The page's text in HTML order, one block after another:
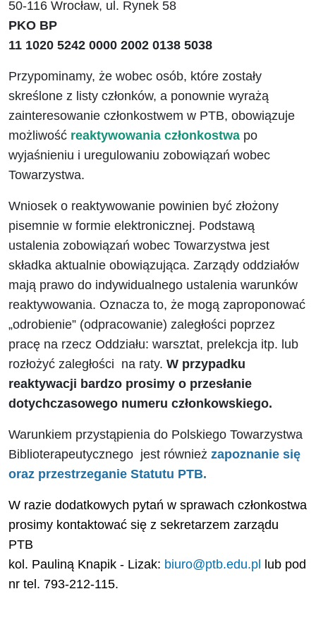
50-116 Wrocław, ul. Rynek 58
PKO BP
11 1020 5242 0000 2002 0138 5038
Przypominamy, że wobec osób, które zostały
skreślone z listy członków, a ponownie wyrażą
zainteresowanie członkostwem w PTB, obowiązuje
możliwość reaktywowania członkostwa po
wyjaśnieniu i uregulowaniu zobowiązań wobec
Towarzystwa.
Wniosek o reaktywowanie powinien być złożony
pisemnie w formie elektronicznej. Podstawą
ustalenia zobowiązań wobec Towarzystwa jest
składka aktualnie obowiązująca. Zarządy oddziałów
mają prawo do indywidualnego ustalenia warunków
reaktywowania. Oznacza to, że mogą zaproponować
„odrobienie” (odpracowanie) zaległości poprzez
pracę na rzecz Oddziału: warsztat, prelekcja itp. lub
rozłożyć zaległości na raty. W przypadku
reaktywacji bardzo prosimy o przesłanie
dotychczasowego numeru członkowskiego.
Warunkiem przystąpienia do Polskiego Towarzystwa
Biblioterapeutycznego jest również zapoznanie się
oraz przestrzeganie Statutu PTB.
W razie dodatkowych pytań w sprawach członkostwa
prosimy kontaktować się z sekretarzem zarządu
PTB
kol. Pauliną Knapik - Lizak: biuro@ptb.edu.pl
lub pod
nr tel. 793-212-115.